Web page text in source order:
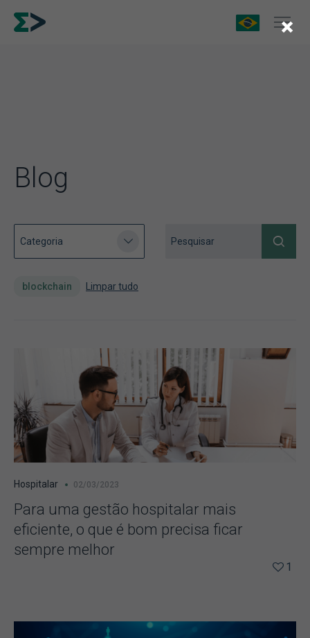
×
Blog
blockchain Limpar tudo
Hospitalar 02/03/2023
Para uma gestão hospitalar mais
eficiente, o que é bom precisa ficar
sempre melhor
1